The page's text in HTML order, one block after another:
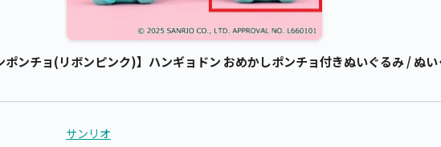
ポンチョ(リボンピンク)】ハンギョドン おめかしポンチョ付きぬいぐるみ / ぬ
サンリオ